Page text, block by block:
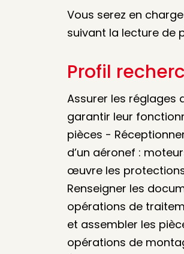
Vous serez en
suivant la lecture de
Profil
Assurer les réglages
garantir leur
pièces -
d’un aéronef :
œuvre les
Renseigner les
opérations de
et assembler les
opérations de